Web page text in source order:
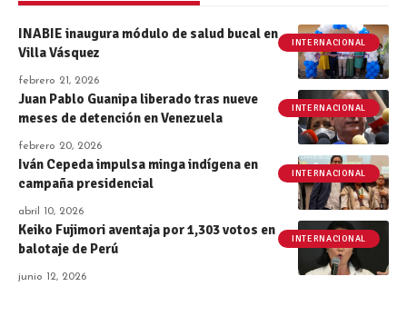
INTERNACIONAL
INABIE inaugura módulo de salud bucal en
Villa Vásquez
febrero 21, 2026
INTERNACIONAL
Juan Pablo Guanipa liberado tras nueve
meses de detención en Venezuela
febrero 20, 2026
INTERNACIONAL
Iván Cepeda impulsa minga indígena en
campaña presidencial
abril 10, 2026
INTERNACIONAL
Keiko Fujimori aventaja por 1,303 votos en
balotaje de Perú
junio 12, 2026